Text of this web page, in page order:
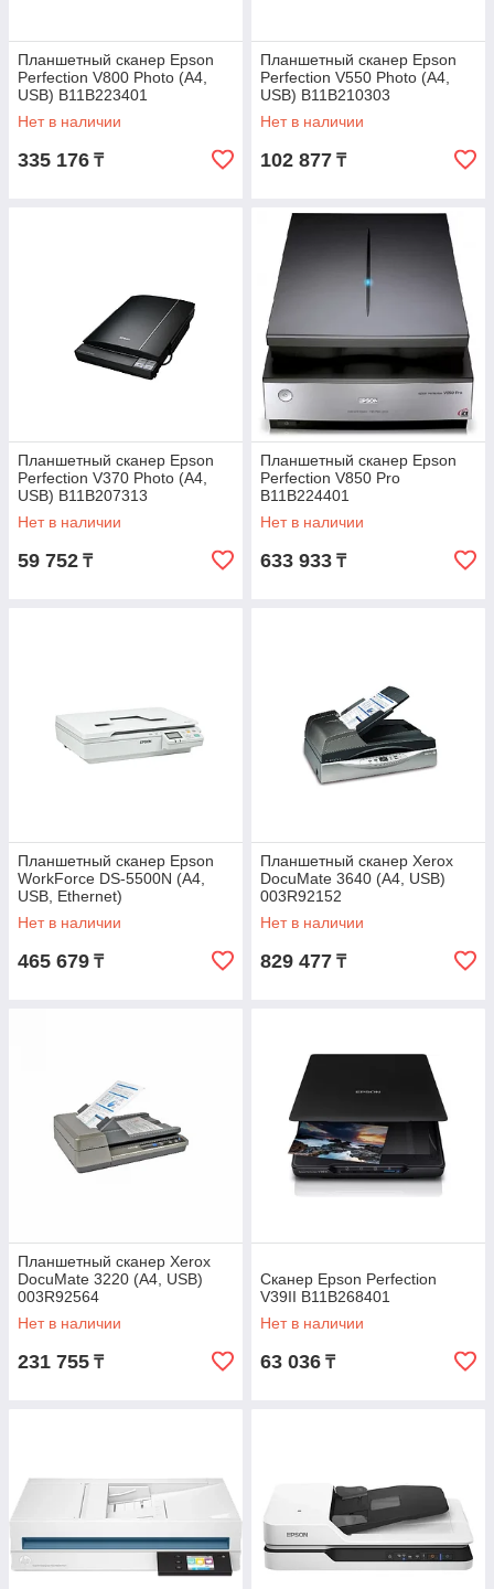
Планшетный сканер Epson
Perfection V800 Photo (А4,
USB) B11B223401
Нет в наличии
335 176 ₸
Планшетный сканер Epson
Perfection V550 Photo (А4,
USB) B11B210303
Нет в наличии
102 877 ₸
Планшетный сканер Epson
Perfection V370 Photo (А4,
USB) B11B207313
Нет в наличии
59 752 ₸
Планшетный сканер Epson
Perfection V850 Pro
B11B224401
Нет в наличии
633 933 ₸
Планшетный сканер Epson
WorkForce DS-5500N (А4,
USB, Ethernet)
B11B205131BT
Нет в наличии
465 679 ₸
Планшетный сканер Xerox
DocuMate 3640 (А4, USB)
003R92152
Нет в наличии
829 477 ₸
Планшетный сканер Xerox
DocuMate 3220 (А4, USB)
003R92564
Нет в наличии
231 755 ₸
Сканер Epson Perfection
V39II B11B268401
Нет в наличии
63 036 ₸